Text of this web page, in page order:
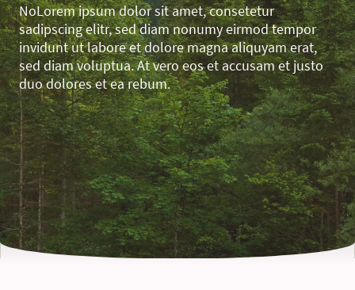
NoLorem ipsum dolor sit amet, consetetur
sadipscing elitr, sed diam nonumy eirmod tempor
invidunt ut labore et dolore magna aliquyam erat,
sed diam voluptua. At vero eos et accusam et justo
duo dolores et ea rebum.